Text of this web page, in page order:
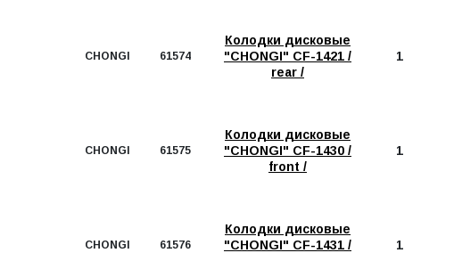
CHONGI 61574
Колодки дисковые
"CHONGI" CF-1421 /
rear /
1
CHONGI 61575
Колодки дисковые
"CHONGI" CF-1430 /
front /
1
CHONGI 61576
Колодки дисковые
"CHONGI" CF-1431 /
1